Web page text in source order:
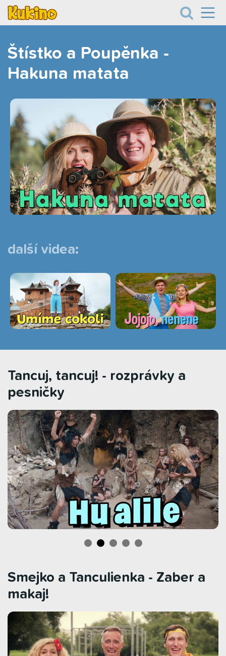
Štístko a Poupěnka -
Hakuna matata
další videa:
Tancuj, tancuj! - rozprávky a
pesničky
Smejko a Tanculienka - Zaber a
makaj!